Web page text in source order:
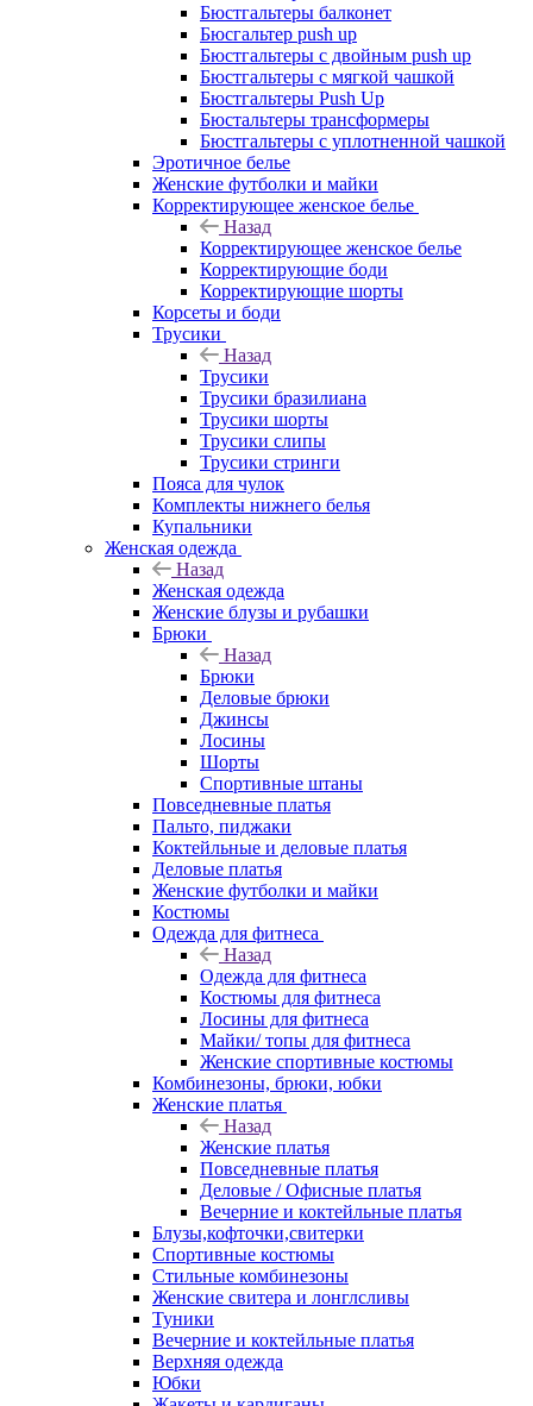
Бюстгальтеры балконет
Бюсгальтер push up
Бюстгальтеры с двойным push up
Бюстгальтеры с мягкой чашкой
Бюстгальтеры Push Up
Бюстальтеры трансформеры
Бюстгальтеры с уплотненной чашкой
Эротичное белье
Женские футболки и майки
Корректирующее женское белье
Назад
Корректирующее женское белье
Корректирующие боди
Корректирующие шорты
Корсеты и боди
Трусики
Назад
Трусики
Трусики бразилиана
Трусики шорты
Трусики слипы
Трусики стринги
Пояса для чулок
Комплекты нижнего белья
Купальники
Женская одежда
Назад
Женская одежда
Женские блузы и рубашки
Брюки
Назад
Брюки
Деловые брюки
Джинсы
Лосины
Шорты
Спортивные штаны
Повседневные платья
Пальто, пиджаки
Коктейльные и деловые платья
Деловые платья
Женские футболки и майки
Костюмы
Одежда для фитнеса
Назад
Одежда для фитнеса
Костюмы для фитнеса
Лосины для фитнеса
Майки/ топы для фитнеса
Женские спортивные костюмы
Комбинезоны, брюки, юбки
Женские платья
Назад
Женские платья
Повседневные платья
Деловые / Офисные платья
Вечерние и коктейльные платья
Блузы,кофточки,свитерки
Спортивные костюмы
Стильные комбинезоны
Женские свитера и лонглсливы
Туники
Вечерние и коктейльные платья
Верхняя одежда
Юбки